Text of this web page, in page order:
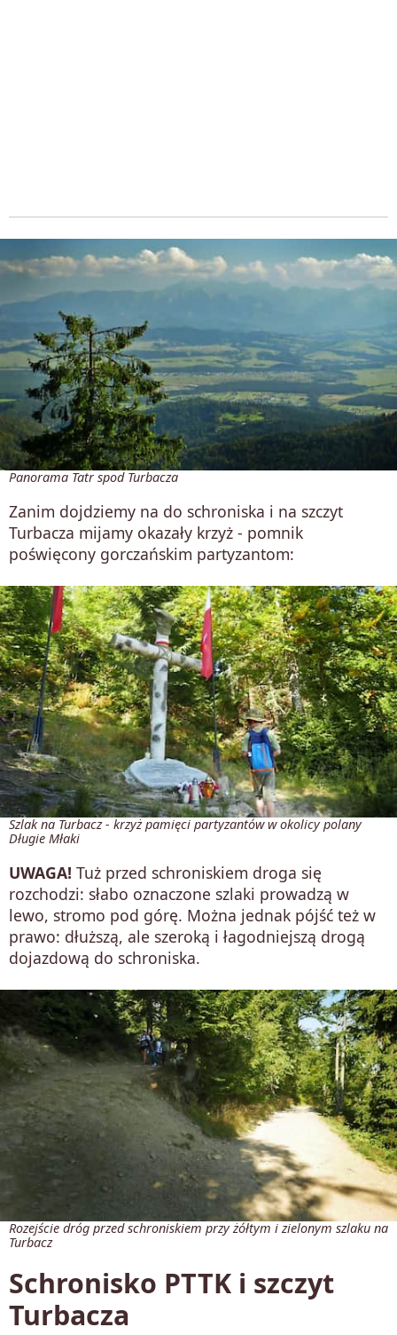
Panorama Tatr spod Turbacza
Zanim dojdziemy na do schroniska i na szczyt
Turbacza mijamy okazały krzyż - pomnik
poświęcony gorczańskim partyzantom:
Szlak na Turbacz - krzyż pamięci partyzantów w okolicy polany
Długie Młaki
UWAGA! Tuż przed schroniskiem droga się
rozchodzi: słabo oznaczone szlaki prowadzą w
lewo, stromo pod górę. Można jednak pójść też w
prawo: dłuższą, ale szeroką i łagodniejszą drogą
dojazdową do schroniska.
Rozejście dróg przed schroniskiem przy żółtym i zielonym szlaku na
Turbacz
Schronisko PTTK i szczyt
Turbacza